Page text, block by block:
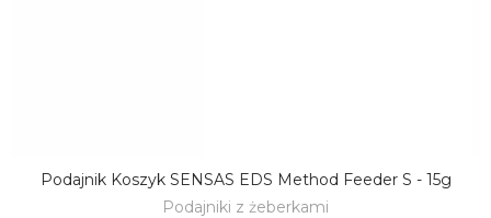
DODAJ DO KOSZYKA
Podajnik Koszyk SENSAS EDS Method Feeder S - 15g
Podajniki z żeberkami